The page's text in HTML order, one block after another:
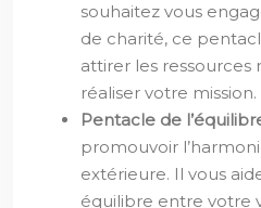
souhaitez vous
de charité, ce
attirer les ressources
réaliser votre mission.
Pentacle de
promouvoir
extérieure. Il vous
équilibre entre votre